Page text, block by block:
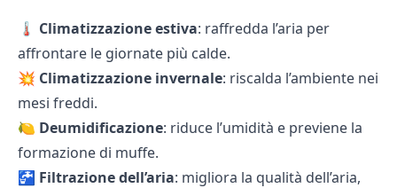
🌡 Climatizzazione estiva: raffredda l’aria per
affrontare le giornate più calde.
💥 Climatizzazione invernale: riscalda l’ambiente nei
mesi freddi.
🍋 Deumidificazione: riduce l’umidità e previene la
formazione di muffe.
🚰 Filtrazione dell’aria: migliora la qualità dell’aria,